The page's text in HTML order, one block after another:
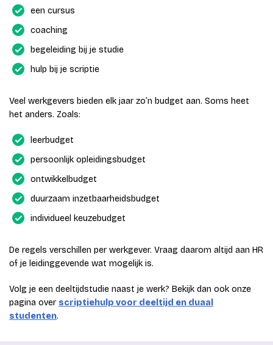
een cursus
coaching
begeleiding bij je studie
hulp bij je scriptie
Veel werkgevers bieden elk jaar zo’n budget aan. Soms heet
het anders. Zoals:
leerbudget
persoonlijk opleidingsbudget
ontwikkelbudget
duurzaam inzetbaarheidsbudget
individueel keuzebudget
De regels verschillen per werkgever. Vraag daarom altijd aan HR
of je leidinggevende wat mogelijk is.
Volg je een deeltijdstudie naast je werk? Bekijk dan ook onze
pagina over scriptiehulp voor deeltijd en duaal
studenten.